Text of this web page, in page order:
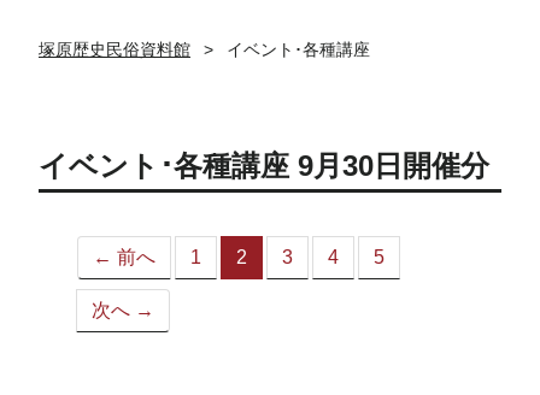
塚原歴史民俗資料館 イベント･各種講座
イベント･各種講座 9月30日開催分
← 前へ 1 2
（こ
3 4 5
次へ →